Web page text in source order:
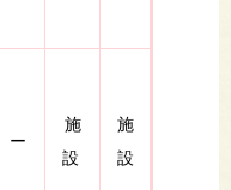
ー
施
設
施
設